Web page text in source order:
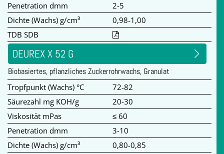
Penetration dmm
2-5
Dichte (Wachs) g/cm³
0,98-1,00
TDB SDB
DEUREX X 52 G
Biobasiertes, pflanzliches Zuckerrohrwachs, Granulat
Tropfpunkt (Wachs) °C
72-82
Säurezahl mg KOH/g
20-30
Viskosität mPas
≤ 60
Penetration dmm
3-10
Dichte (Wachs) g/cm³
0,80-0,85